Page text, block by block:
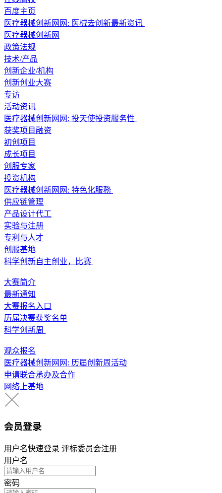
百度主页
医疗器械创新网网: 医械去创新最新资讯
医疗器械创新网
政策法规
技术/产品
创新企业/机构
创新创业大赛
专访
活动资讯
医疗器械创新网网: 投天使投资服务性
获奖项目融资
初创项目
成长项目
创服专家
投资机构
医疗器械创新网网: 特色化服務
供应链管理
产品设计代工
实验与注册
专利与人才
创服基地
科学创新自主创业，比赛
大赛简介
最新通知
大赛报名入口
历届决赛获奖名单
科学创新周
观众报名
医疗器械创新网网: 历届创新周活动
申请联合承办及合作
网络上基地
会员登录
用户名快速登录 评标委员会注册
用户名
密码